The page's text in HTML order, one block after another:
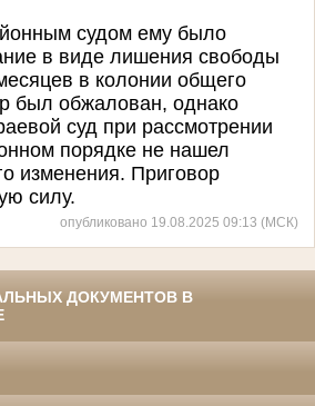
судом ему было
в виде лишения свободы
в колонии общего
был обжалован, однако
суд при рассмотрении
порядке не нашел
изменения. Приговор
силу.
опубликовано 19.08.2025 09:13 (МСК)
ДОКУМЕНТОВ В